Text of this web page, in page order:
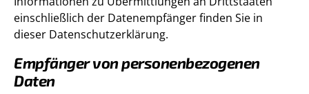
einschließlich der Datenempfänger finden Sie in
dieser Datenschutzerklärung.
Empfänger von personenbezogenen
Daten